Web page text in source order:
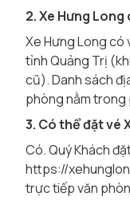
2. Xe Hưng
Xe Hưng Long có
tỉnh Quảng Trị
cũ). Danh sách
phòng nằm trong
3. Có thể đặt vé
Có. Quý Khách
https://
trực tiếp văn